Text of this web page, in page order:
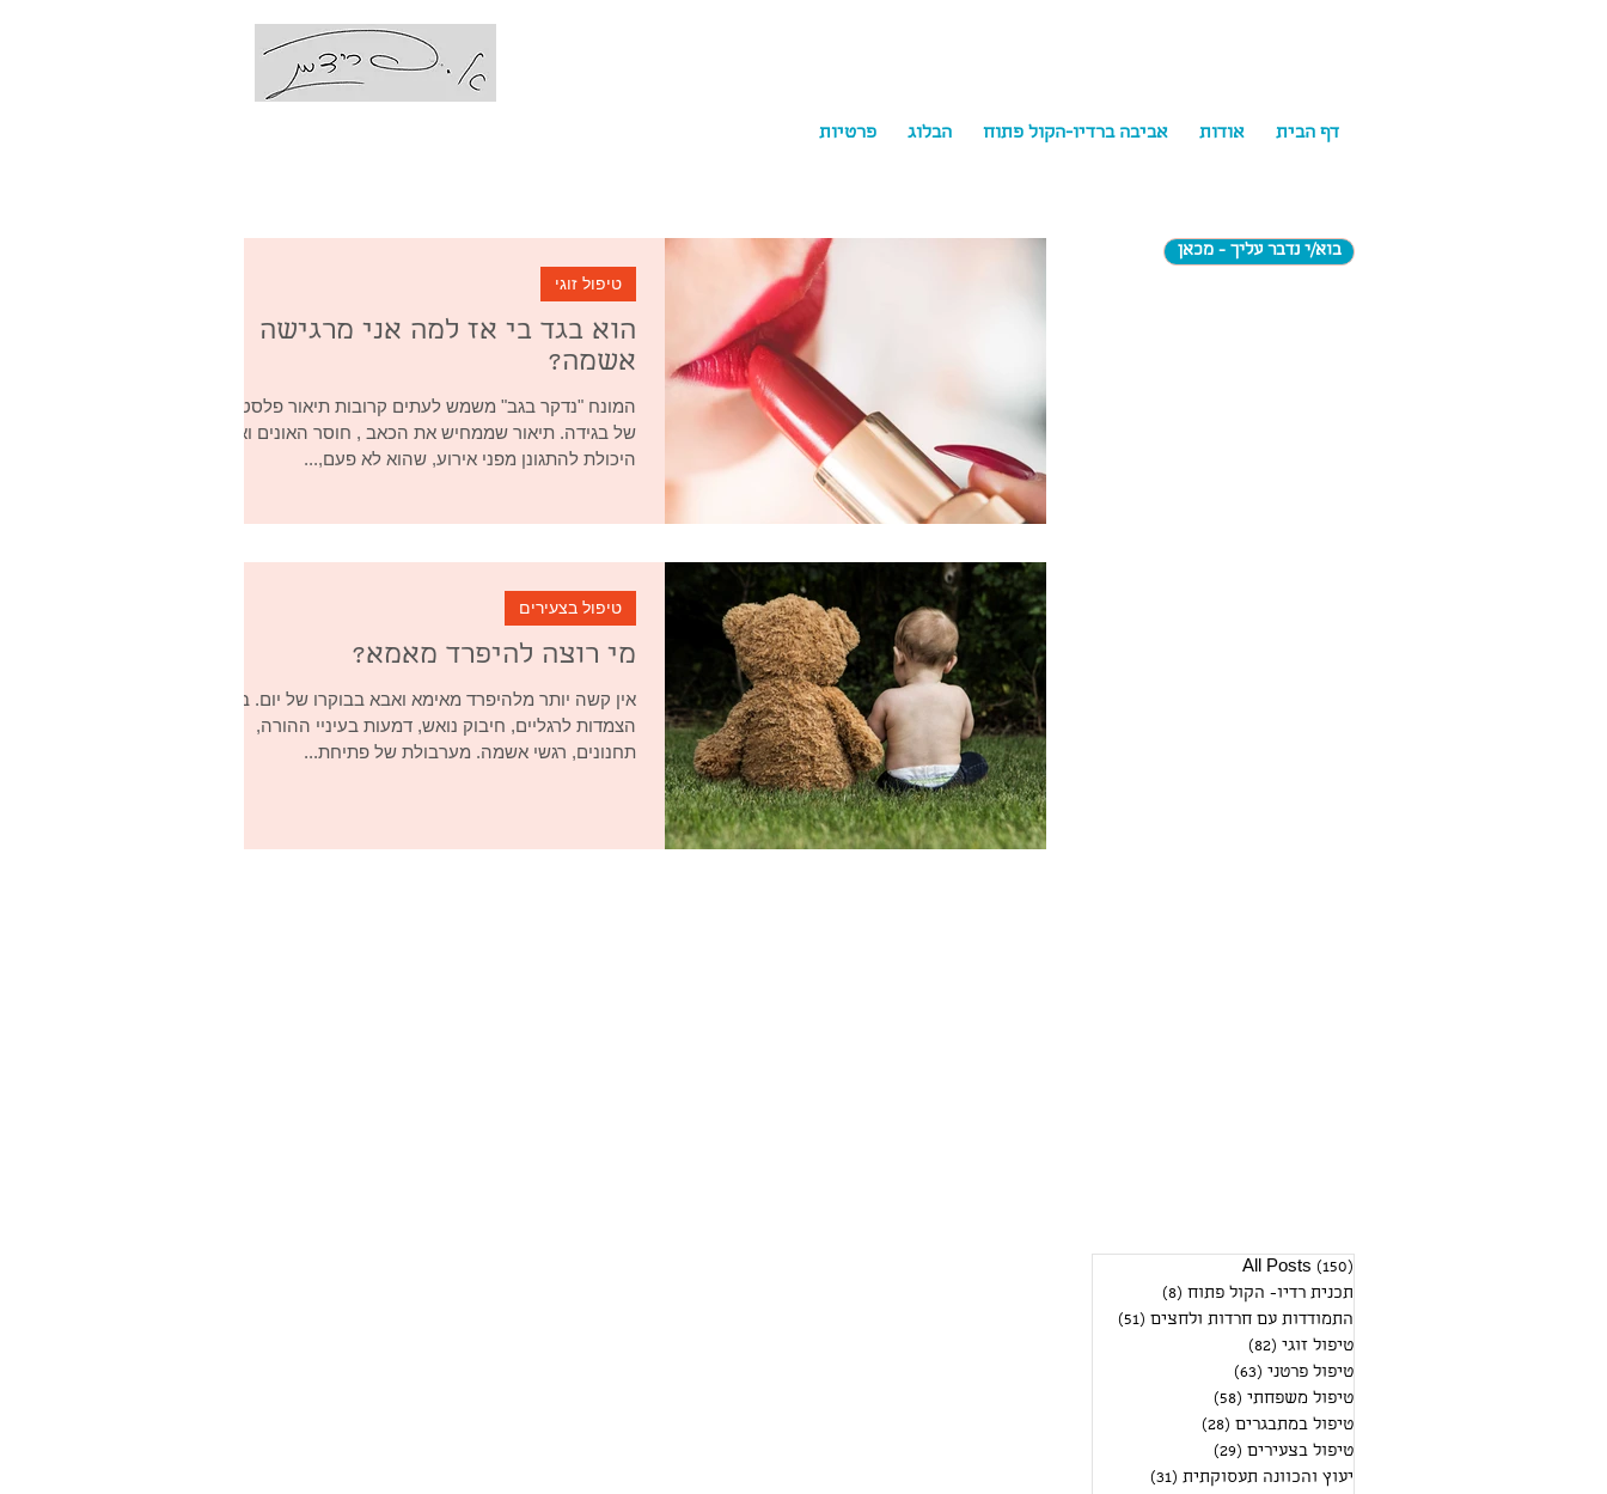
פרטיות הבלוג אביבה ברדיו-הקול פתוח אודות דף הבית
הוא בגד בי אז למה אני מרגישה
אשמה?
המונח "נדקר בגב" משמש לעתים קרובות תיאור פלסטי
של בגידה. תיאור שממחיש את הכאב , חוסר האונים ואי
היכולת להתגונן מפני אירוע, שהוא לא פעם,...
טיפול זוגי
מי רוצה להיפרד מאמא?
אין קשה יותר מלהיפרד מאימא ואבא בבוקרו של יום. בכי,
הצמדות לרגליים, חיבוק נואש, דמעות בעיניי ההורה,
תחנונים, רגשי אשמה. מערבולת של פתיחת...
טיפול בצעירים
בוא/י נדבר עליך - מכאן
All Posts (150)
תכנית רדיו- הקול פתוח (8)
התמודדות עם חרדות ולחצים (51)
טיפול זוגי (82)
טיפול פרטני (63)
טיפול משפחתי (58)
טיפול במתבגרים (28)
טיפול בצעירים (29)
יעוץ והכוונה תעסוקתית (31)